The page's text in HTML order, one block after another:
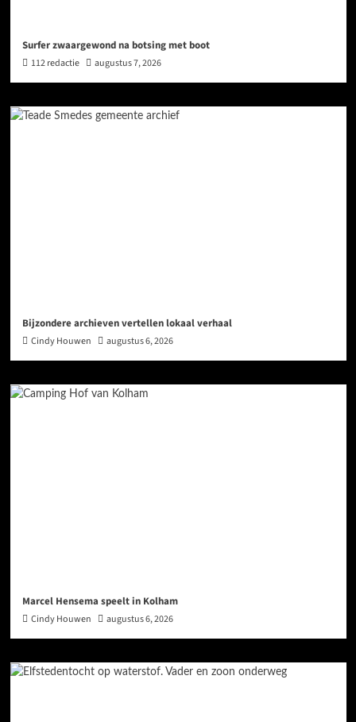
Surfer zwaargewond na botsing met boot
112 redactie augustus 7, 2026
Bijzondere archieven vertellen lokaal verhaal
Cindy Houwen augustus 6, 2026
Marcel Hensema speelt in Kolham
Cindy Houwen augustus 6, 2026